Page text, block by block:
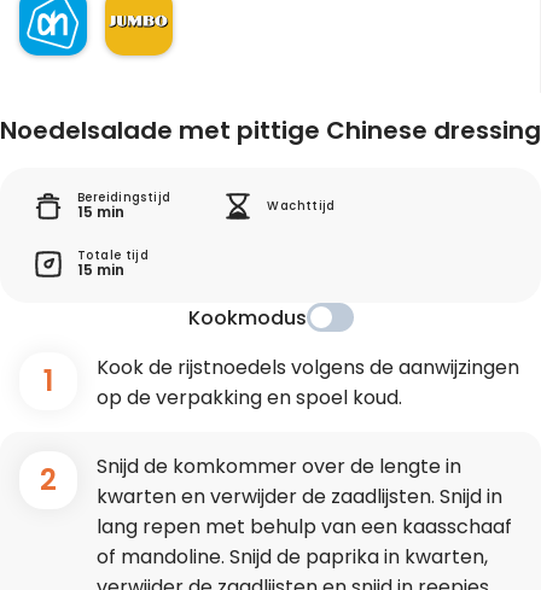
Noedelsalade met pittige Chinese dressing
Bereidingstijd
15 min Wachttijd
Totale tijd
15 min
Kookmodus
1
Kook de rijstnoedels volgens de aanwijzingen
op de verpakking en spoel koud.
2
Snijd de komkommer over de lengte in
kwarten en verwijder de zaadlijsten. Snijd in
lang repen met behulp van een kaasschaaf
of mandoline. Snijd de paprika in kwarten,